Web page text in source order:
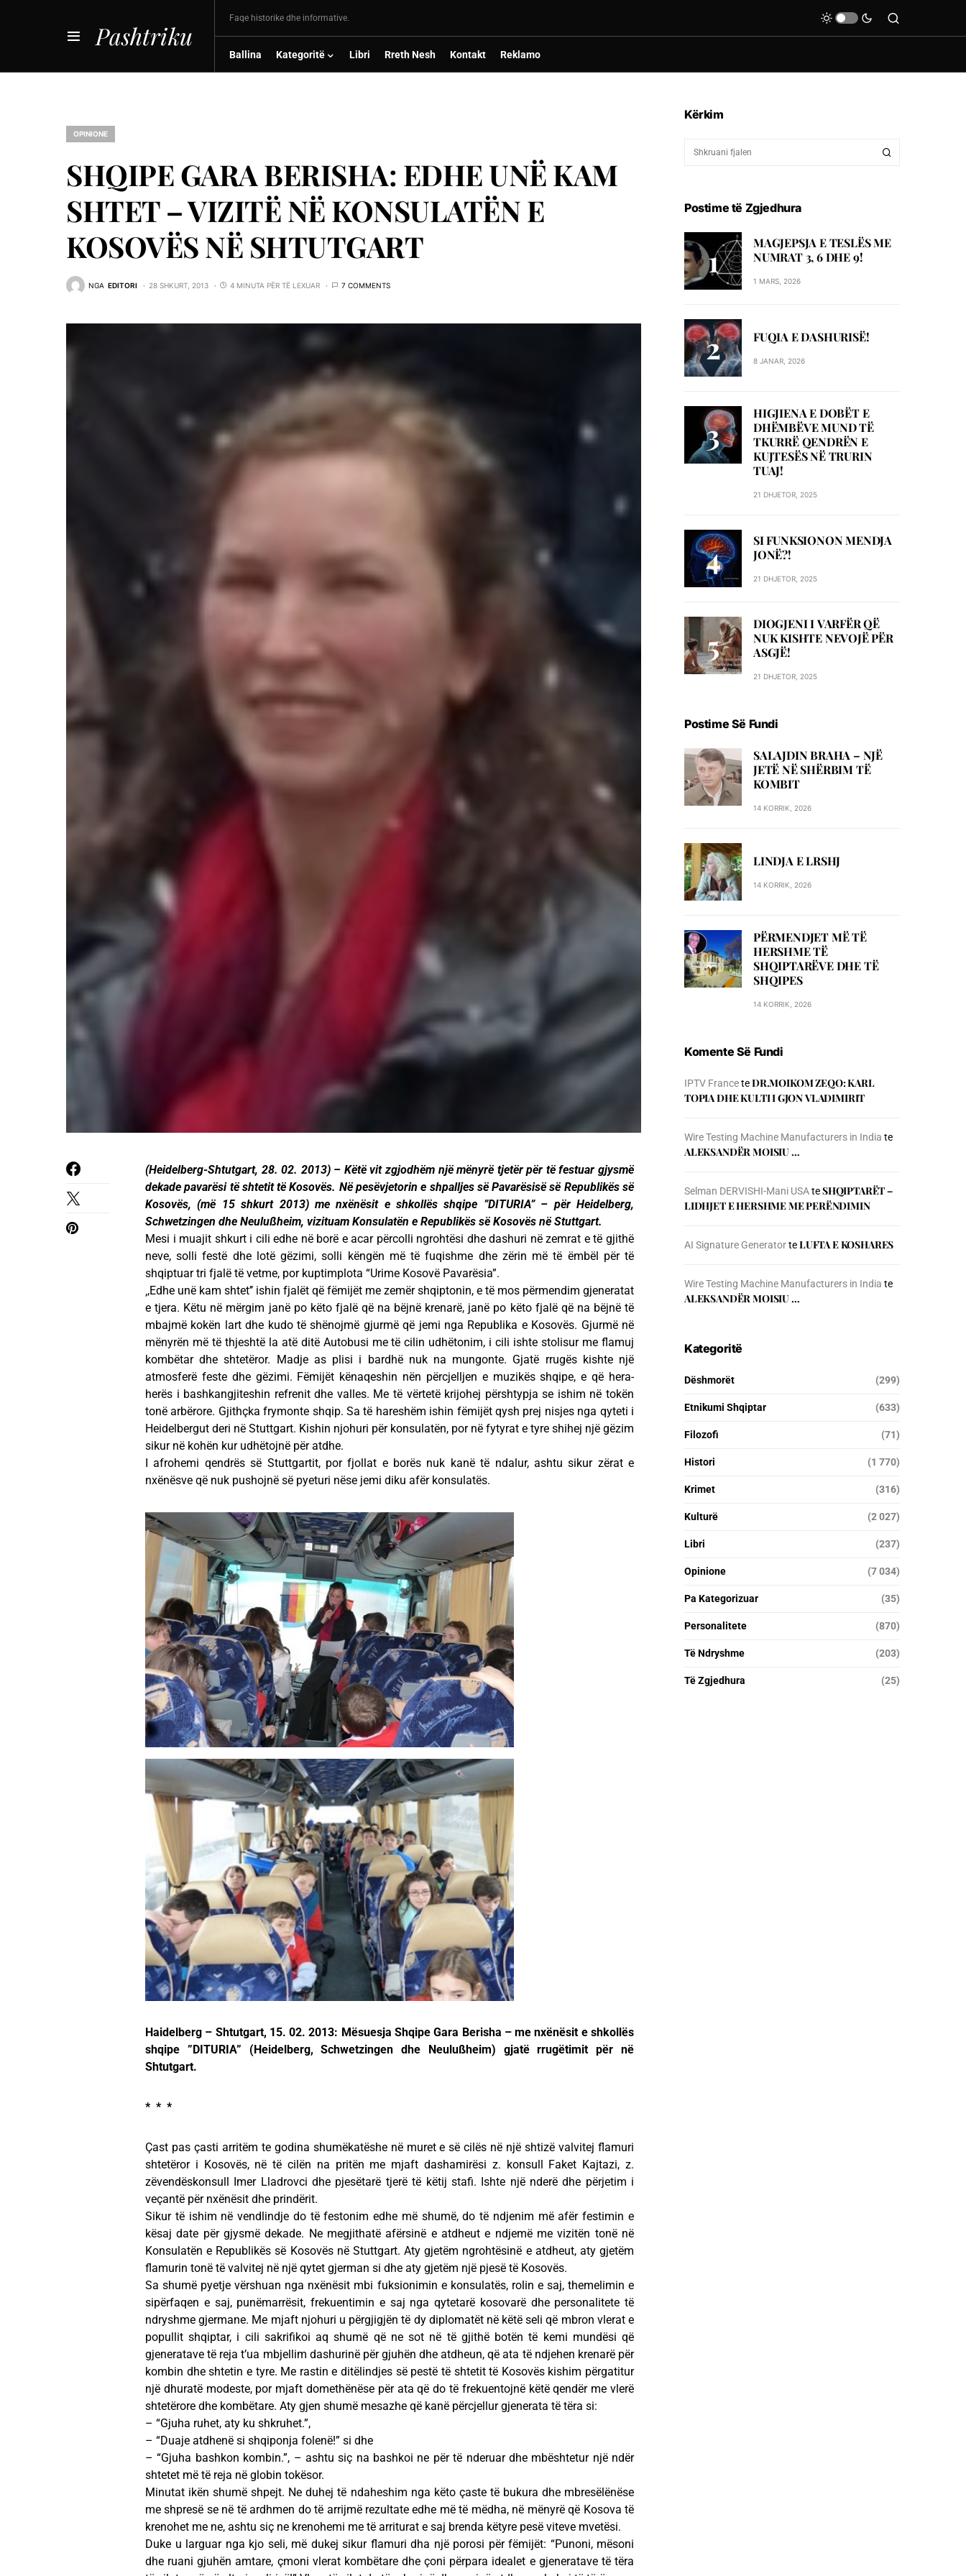
Pashtriku
Faqe historike dhe informative.
Ballina Kategoritë Libri Rreth Nesh Kontakt Reklamo
OPINIONE
SHQIPE GARA BERISHA: EDHE UNË KAM
SHTET – VIZITË NË KONSULATËN E
KOSOVËS NË SHTUTGART
NGA EDITORI 28 SHKURT, 2013 4 MINUTA PËR TË LEXUAR 7 COMMENTS
(Heidelberg-Shtutgart, 28. 02. 2013) – Këtë vit zgjodhëm një mënyrë tjetër për të festuar gjysmë
dekade pavarësi të shtetit të Kosovës. Në pesëvjetorin e shpalljes së Pavarësisë së Republikës së
Kosovës, (më 15 shkurt 2013) me nxënësit e shkollës shqipe ”DITURIA” – për Heidelberg,
Schwetzingen dhe Neulußheim, vizituam Konsulatën e Republikës së Kosovës në Stuttgart.
Mesi i muajit shkurt i cili edhe në borë e acar përcolli ngrohtësi dhe dashuri në zemrat e të gjithë
neve, solli festë dhe lotë gëzimi, solli këngën më të fuqishme dhe zërin më të ëmbël për të
shqiptuar tri fjalë të vetme, por kuptimplota “Urime Kosovë Pavarësia”.
‚,Edhe unë kam shtet’’ ishin fjalët që fëmijët me zemër shqiptonin, e të mos përmendim gjeneratat
e tjera. Këtu në mërgim janë po këto fjalë që na bëjnë krenarë, janë po këto fjalë që na bëjnë të
mbajmë kokën lart dhe kudo të shënojmë gjurmë që jemi nga Republika e Kosovës. Gjurmë në
mënyrën më të thjeshtë la atë ditë Autobusi me të cilin udhëtonim, i cili ishte stolisur me flamuj
kombëtar dhe shtetëror. Madje as plisi i bardhë nuk na mungonte. Gjatë rrugës kishte një
atmosferë feste dhe gëzimi. Fëmijët kënaqeshin nën përcjelljen e muzikës shqipe, e që hera-
herës i bashkangjiteshin refrenit dhe valles. Me të vërtetë krijohej përshtypja se ishim në tokën
tonë arbërore. Gjithçka frymonte shqip. Sa të hareshëm ishin fëmijët qysh prej nisjes nga qyteti i
Heidelbergut deri në Stuttgart. Kishin njohuri për konsulatën, por në fytyrat e tyre shihej një gëzim
sikur në kohën kur udhëtojnë për atdhe.
I afrohemi qendrës së Stuttgartit, por fjollat e borës nuk kanë të ndalur, ashtu sikur zërat e
nxënësve që nuk pushojnë së pyeturi nëse jemi diku afër konsulatës.
Haidelberg – Shtutgart, 15. 02. 2013: Mësuesja Shqipe Gara Berisha – me nxënësit e shkollës
shqipe ”DITURIA” (Heidelberg, Schwetzingen dhe Neulußheim) gjatë rrugëtimit për në
Shtutgart.
* * *
Çast pas çasti arritëm te godina shumëkatëshe në muret e së cilës në një shtizë valvitej flamuri
shtetëror i Kosovës, në të cilën na pritën me mjaft dashamirësi z. konsull Faket Kajtazi, z.
zëvendëskonsull Imer Lladrovci dhe pjesëtarë tjerë të këtij stafi. Ishte një nderë dhe përjetim i
veçantë për nxënësit dhe prindërit.
Sikur të ishim në vendlindje do të festonim edhe më shumë, do të ndjenim më afër festimin e
kësaj date për gjysmë dekade. Ne megjithatë afërsinë e atdheut e ndjemë me vizitën tonë në
Konsulatën e Republikës së Kosovës në Stuttgart. Aty gjetëm ngrohtësinë e atdheut, aty gjetëm
flamurin tonë të valvitej në një qytet gjerman si dhe aty gjetëm një pjesë të Kosovës.
Sa shumë pyetje vërshuan nga nxënësit mbi fuksionimin e konsulatës, rolin e saj, themelimin e
sipërfaqen e saj, punëmarrësit, frekuentimin e saj nga qytetarë kosovarë dhe personalitete të
ndryshme gjermane. Me mjaft njohuri u përgjigjën të dy diplomatët në këtë seli që mbron vlerat e
popullit shqiptar, i cili sakrifikoi aq shumë që ne sot në të gjithë botën të kemi mundësi që
gjeneratave të reja t’ua mbjellim dashurinë për gjuhën dhe atdheun, që ata të ndjehen krenarë për
kombin dhe shtetin e tyre. Me rastin e ditëlindjes së pestë të shtetit të Kosovës kishim përgatitur
një dhuratë modeste, por mjaft domethënëse për ata që do të frekuentojnë këtë qendër me vlerë
shtetërore dhe kombëtare. Aty gjen shumë mesazhe që kanë përcjellur gjenerata të tëra si:
– “Gjuha ruhet, aty ku shkruhet.”,
– “Duaje atdhenë si shqiponja folenë!” si dhe
– “Gjuha bashkon kombin.”, – ashtu siç na bashkoi ne për të nderuar dhe mbështetur një ndër
shtetet më të reja në globin tokësor.
Minutat ikën shumë shpejt. Ne duhej të ndaheshim nga këto çaste të bukura dhe mbresëlënëse
me shpresë se në të ardhmen do të arrijmë rezultate edhe më të mëdha, në mënyrë që Kosova të
krenohet me ne, ashtu siç ne krenohemi me të arriturat e saj brenda këtyre pesë viteve mvetësi.
Duke u larguar nga kjo seli, më dukej sikur flamuri dha një porosi për fëmijët: “Punoni, mësoni
dhe ruani gjuhën amtare, çmoni vlerat kombëtare dhe çoni përpara idealet e gjeneratave të tëra
Kërkim
Postime të Zgjedhura
MAGJEPSJA E TESLËS ME
NUMRAT 3, 6 DHE 9!
1 MARS, 2026
FUQIA E DASHURISË!
8 JANAR, 2026
HIGJIENA E DOBËT E
DHËMBËVE MUND TË
TKURRË QENDRËN E
KUJTESËS NË TRURIN
TUAJ!
21 DHJETOR, 2025
SI FUNKSIONON MENDJA
JONË?!
21 DHJETOR, 2025
DIOGJENI I VARFËR QË
NUK KISHTE NEVOJË PËR
ASGJË!
21 DHJETOR, 2025
Postime Së Fundi
SALAJDIN BRAHA – NJЁ
JETЁ NЁ SHЁRBIM TЁ
KOMBIT
14 KORRIK, 2026
LINDJA E LRSHJ
14 KORRIK, 2026
PËRMENDJET MË TË
HERSHME TË
SHQIPTARËVE DHE TË
SHQIPES
14 KORRIK, 2026
Komente Së Fundi
IPTV FranceteDR.MOIKOM ZEQO: KARL
TOPIA DHE KULTI I GJON VLADIMIRIT
Wire Testing Machine Manufacturers in India te
ALEKSANDËR MOISIU …
Selman DERVISHI-Mani USAteSHQIPTARËT –
LIDHJET E HERSHME ME PERËNDIMIN
AI Signature GeneratorteLUFTA E KOSHARES
Wire Testing Machine Manufacturers in India te
ALEKSANDËR MOISIU …
Kategoritë
Dëshmorët (299)
Etnikumi Shqiptar (633)
Filozofi (71)
Histori (1 770)
Krimet (316)
Kulturë (2 027)
Libri (237)
Opinione (7 034)
Pa Kategorizuar (35)
Personalitete (870)
Të Ndryshme (203)
Të Zgjedhura (25)